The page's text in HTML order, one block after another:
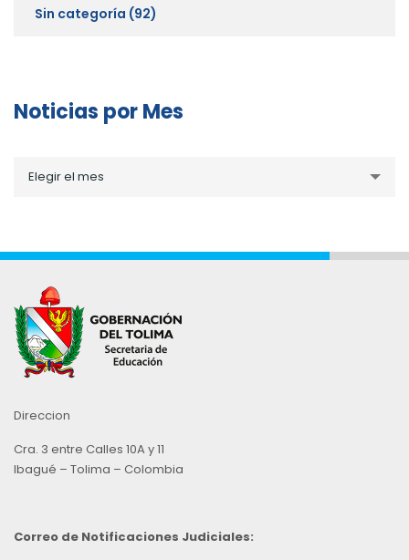
Sin categoría (92)
Noticias por Mes
porElegir el mes
Direccion
Cra. 3 entre Calles 10A y 11
Ibagué – Tolima – Colombia
Correo de Notificaciones Judiciales: